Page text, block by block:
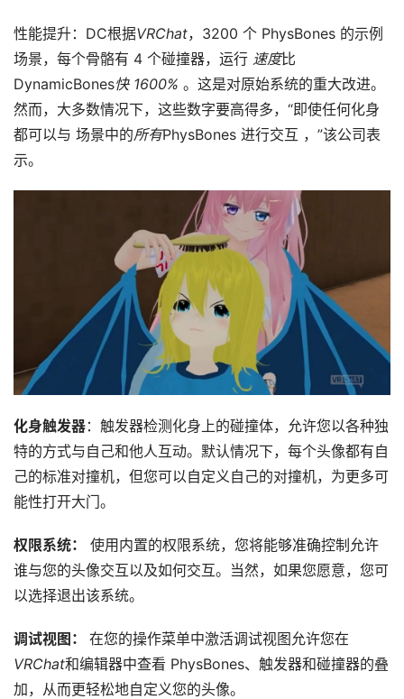
页
行
业
动
态
备
名
观
点
资
源
下
V
R
性能提升：DC根据VRChat，3200 个 PhysBones 的示例
场景，每个骨骼有 4 个碰撞器，运行 速度比
DynamicBones快 1600% 。这是对原始系统的重大改进。
然而，大多数情况下，这些数字要高得多，“即使任何化身
都可以与 场景中的所有PhysBones 进行交互 ，”该公司表
示。
化身触发器：触发​​器检测化身上的碰撞体，允许您以各种独
特的方式与自己和他人互动。默认情况下，每个头像都有自
己的标准对撞机，但您可以自定义自己的对撞机，为更多可
能性打开大门。
权限系统：
使用内置的权限系统，您将能够准确控制允许
谁与您的头像交互以及如何交互。当然，如果您愿意，您可
以选择退出该系统。
调试视图： 在您的操作菜单中激活调试视图允许您在
VRChat和编辑器中查看 PhysBones、触发器和碰撞器的叠
加，从而更轻松地自定义您的头像。